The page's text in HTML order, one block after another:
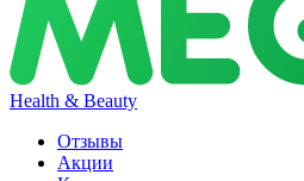
Health & Beauty
Отзывы
Акции